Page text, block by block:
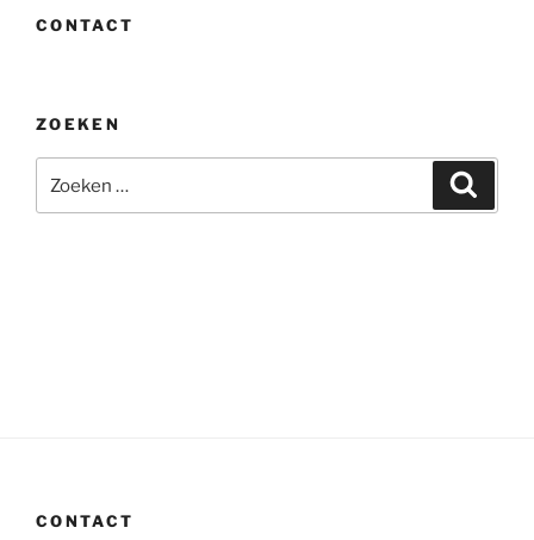
CONTACT
ZOEKEN
naar:
CONTACT